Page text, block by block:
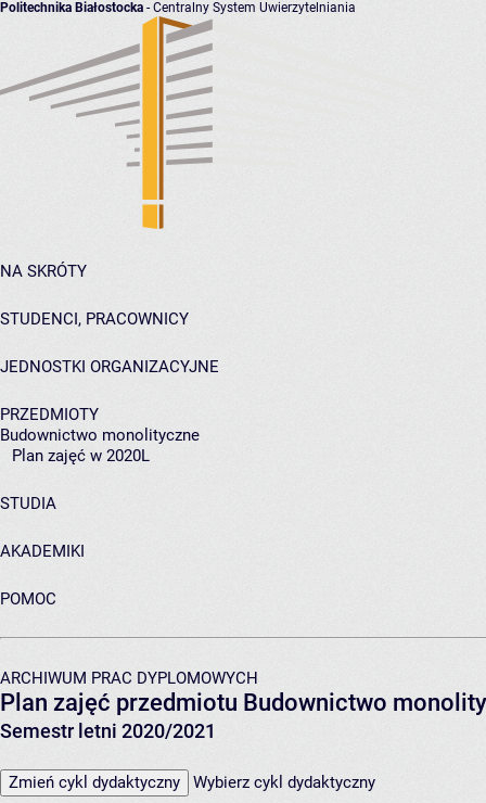
Politechnika Białostocka - Centralny System Uwierzytelniania
NA SKRÓTY
STUDENCI, PRACOWNICY
JEDNOSTKI ORGANIZACYJNE
PRZEDMIOTY
Budownictwo monolityczne
Plan zajęć w 2020L
STUDIA
AKADEMIKI
POMOC
ARCHIWUM PRAC DYPLOMOWYCH
Plan zajęć przedmiotu Budownictwo
Semestr letni 2020/2021
Zmień cykl dydaktyczny Wybierz cykl dydaktyczny